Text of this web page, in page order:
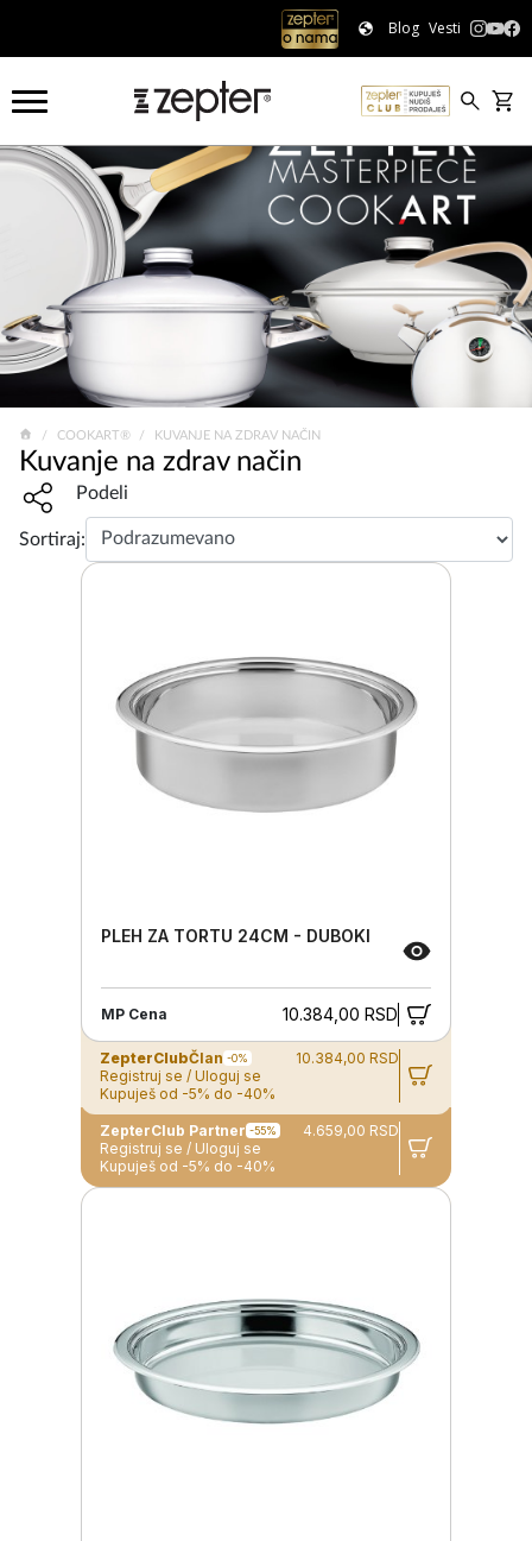
Blog Vesti
COOKART® KUVANJE NA ZDRAV NAČIN
Kuvanje na zdrav način
Share widget, open sharing modal with Enter
Podeli
Sortiraj:
PLEH ZA TORTU 24CM - DUBOKI
MP Cena 10.384,00 RSD
ZepterClubČlan -0%
10.384,00 RSD
Registruj se / Uloguj se
Kupuješ od -5% do -40%
ZepterClub Partner -55%
4.659,00 RSD
Registruj se / Uloguj se
Kupuješ od -5% do -40%